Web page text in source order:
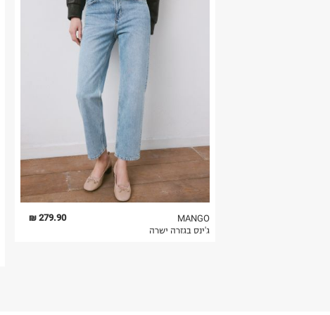
279.90 ₪
MANGO
ג'ינס בגזרה ישרה